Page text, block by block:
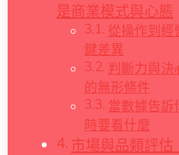
是商業模式與心態
從操作到經
鍵差異
判斷力與決
的無形條件
當數據告訴
時要看什麼
市場與品類評估